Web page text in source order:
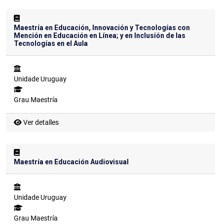
Maestría en Educación, Innovación y Tecnologías con
Mención en Educación en Línea; y en Inclusión de las
Tecnologías en el Aula
Unidade Uruguay
Grau Maestría
Ver detalles
Maestría en Educación Audiovisual
Unidade Uruguay
Grau Maestría